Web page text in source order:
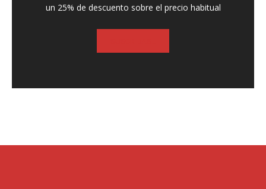
un 25% de descuento sobre el precio habitual